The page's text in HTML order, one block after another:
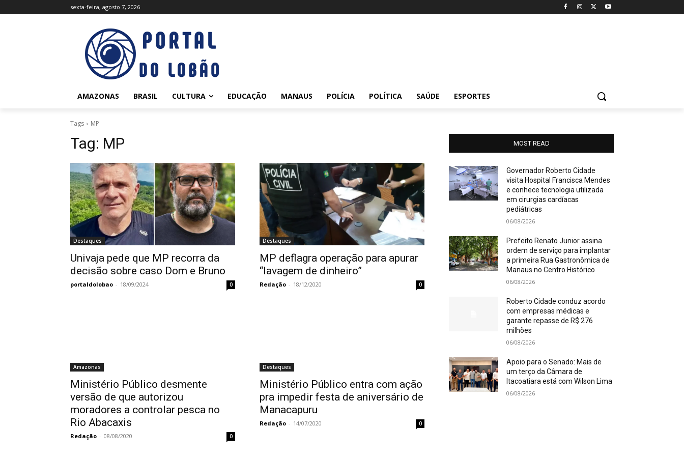
sexta-feira, agosto 7, 2026
AMAZONAS BRASIL CULTURA EDUCAÇÃO MANAUS POLÍCIA POLÍTICA SAÚDE ESPORTES
Tags MP
Tag: MP
Destaques
Univaja pede que MP recorra da
decisão sobre caso Dom e Bruno
portaldolobao - 18/09/2024 0
Destaques
MP deflagra operação para apurar
“lavagem de dinheiro”
Redação - 18/12/2020 0
Amazonas
Ministério Público desmente
versão de que autorizou
moradores a controlar pesca no
Rio Abacaxis
Redação - 08/08/2020 0
Destaques
Ministério Público entra com ação
pra impedir festa de aniversário de
Manacapuru
Redação - 14/07/2020 0
MOST READ
Governador Roberto Cidade
visita Hospital Francisca Mendes
e conhece tecnologia utilizada
em cirurgias cardíacas
pediátricas
06/08/2026
Prefeito Renato Junior assina
ordem de serviço para implantar
a primeira Rua Gastronômica de
Manaus no Centro Histórico
06/08/2026
Roberto Cidade conduz acordo
com empresas médicas e
garante repasse de R$ 276
milhões
06/08/2026
Apoio para o Senado: Mais de
um terço da Câmara de
Itacoatiara está com Wilson Lima
06/08/2026